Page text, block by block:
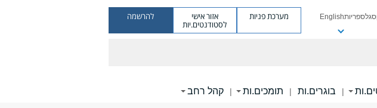
סגלספריותEnglish מערכת פניות אזור אישי
לסטודנטים.יות
להרשמה
| בוגרים.ות | תומכים.ות | קהל רחב